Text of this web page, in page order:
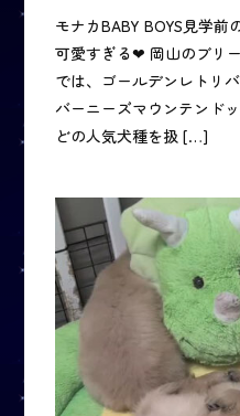
モナカBABY BOYS見学前
可愛すぎる❤ 岡山のブリ
では、ゴールデンレトリ
バーニーズマウンテンド
どの人気犬種を扱 […]